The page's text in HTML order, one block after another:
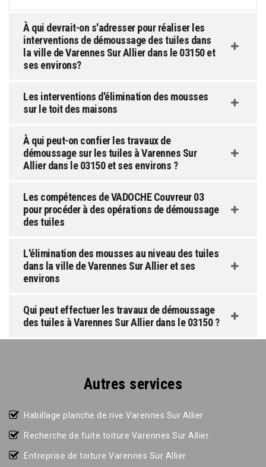
À qui devrait-on s'adresser pour réaliser les
interventions de démoussage des tuiles dans
la ville de Varennes Sur Allier dans le 03150 et
ses environs?
Les interventions d'élimination des mousses
sur le toit des maisons
À qui peut-on confier les travaux de
démoussage sur les tuiles à Varennes Sur
Allier dans le 03150 et ses environs ?
Les compétences de VADOCHE Couvreur 03
pour procéder à des opérations de démoussage
des tuiles
L'élimination des mousses au niveau des tuiles
dans la ville de Varennes Sur Allier et ses
environs
Qui peut effectuer les travaux de démoussage
des tuiles à Varennes Sur Allier dans le 03150 ?
Autres services
Habillage planche de rive Varennes Sur Allier
Recherche de fuite toiture Varennes Sur Allier
Entreprise de toiture Varennes Sur Allier